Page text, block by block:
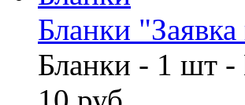
Бланки
Бланки - 1